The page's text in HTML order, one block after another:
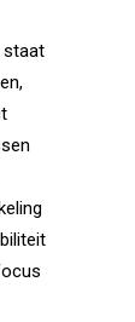
staat